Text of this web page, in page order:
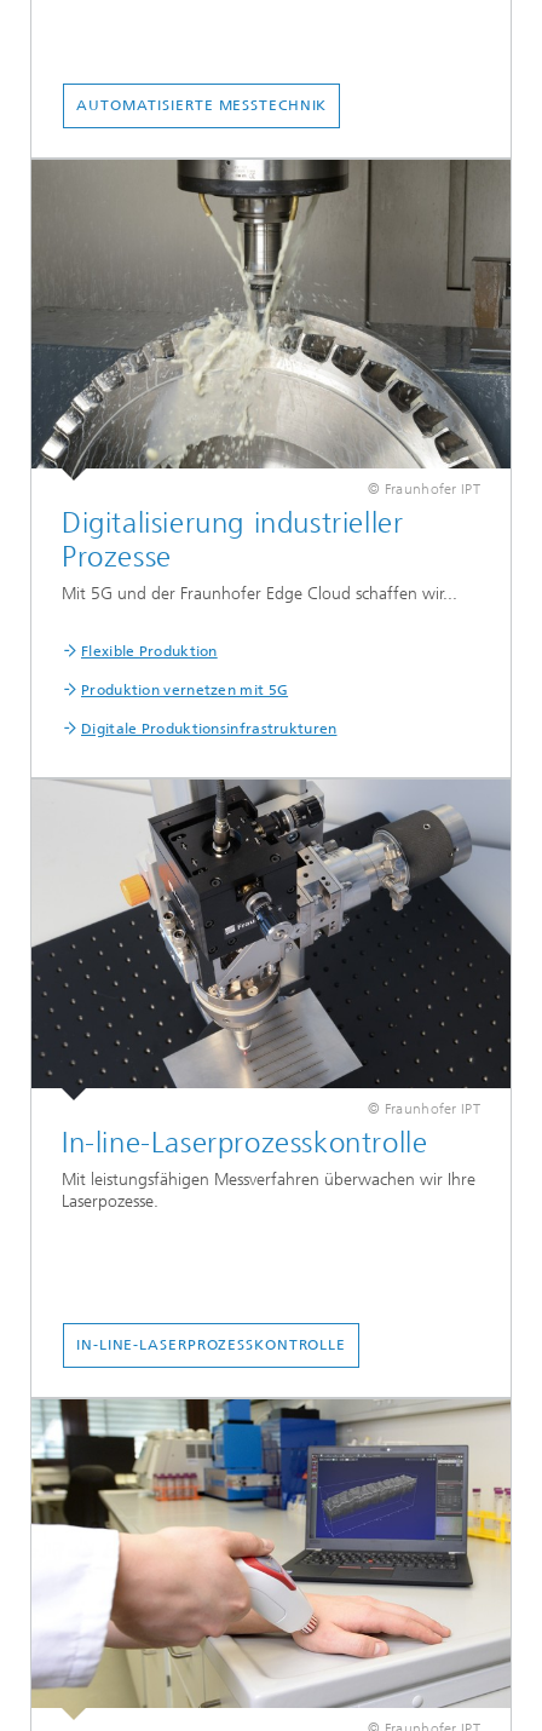
AUTOMATISIERTE MESSTECHNIK
© Fraunhofer IPT
Digitalisierung industrieller
Prozesse
Mit 5G und der Fraunhofer Edge Cloud schaffen wir...
Flexible Produktion
Produktion vernetzen mit 5G
Digitale Produktionsinfrastrukturen
© Fraunhofer IPT
In-line-Laserprozesskontrolle
Mit leistungsfähigen Messverfahren überwachen wir Ihre
Laserpozesse.
IN-LINE-LASERPROZESSKONTROLLE